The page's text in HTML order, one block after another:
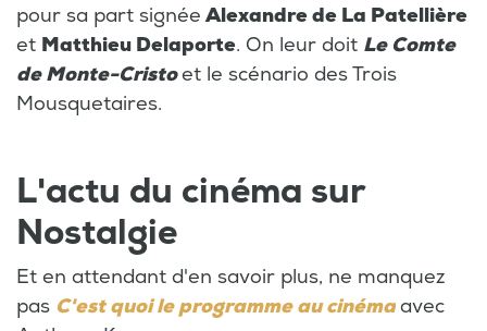
pour sa part signée Alexandre de La Patellière
et Matthieu Delaporte. On leur doit Le Comte
de Monte-Cristoet le scénario des Trois
Mousquetaires.
L'actu du cinéma sur
Nostalgie
Et en attendant d'en savoir plus, ne manquez
pas C'est quoi le programme au cinémaavec